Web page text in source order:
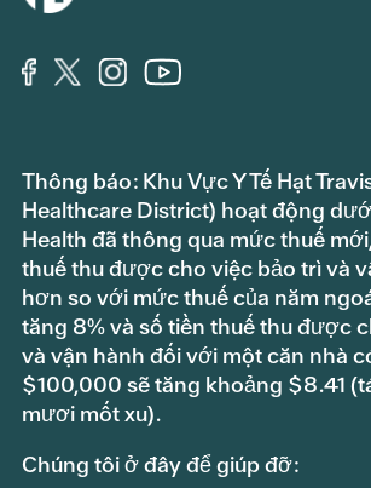
Thông báo: Khu Vực Y Tế Hạt
Healthcare District) hoạt động
Health đã thông qua mức thuế
thuế thu được cho việc bảo trì và
hơn so với mức thuế của năm
tăng 8% và số tiền thuế thu được
và vận hành đối với một căn nhà
$100,000 sẽ tăng khoảng $8.41
mươi mốt xu).
Chúng tôi ở đây để giúp đỡ: